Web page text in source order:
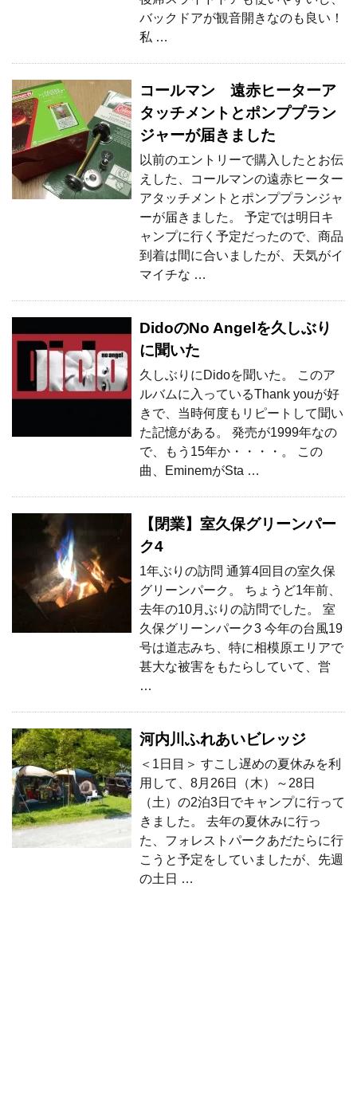
バックドアが観音開きなのも良い！
私 …
コールマン 遠赤ヒーターア
タッチメントとポンププラン
ジャーが届きました
以前のエントリーで購入したとお伝
えした、コールマンの遠赤ヒーター
アタッチメントとポンププランジャ
ーが届きました。 予定では明日キ
ャンプに行く予定だったので、商品
到着は間に合いましたが、天気がイ
マイチな …
DidoのNo Angelを久しぶり
に聞いた
久しぶりにDidoを聞いた。 このア
ルバムに入っているThank youが好
きで、当時何度もリピートして聞い
た記憶がある。 発売が1999年なの
で、もう15年か・・・・。 この
曲、EminemがSta …
【閉業】室久保グリーンパー
ク4
1年ぶりの訪問 通算4回目の室久保
グリーンパーク。 ちょうど1年前、
去年の10月ぶりの訪問でした。 室
久保グリーンパーク3 今年の台風19
号は道志みち、特に相模原エリアで
甚大な被害をもたらしていて、営
…
河内川ふれあいビレッジ
＜1日目＞ すこし遅めの夏休みを利
用して、8月26日（木）～28日
（土）の2泊3日でキャンプに行って
きました。 去年の夏休みに行っ
た、フォレストパークあだたらに行
こうと予定をしていましたが、先週
の土日 …